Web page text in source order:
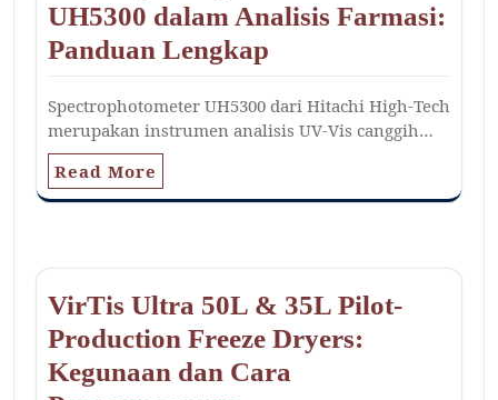
UH5300 dalam Analisis Farmasi:
Panduan Lengkap
Spectrophotometer UH5300 dari Hitachi High-Tech
merupakan instrumen analisis UV-Vis canggih…
Read More
VirTis Ultra 50L & 35L Pilot-
Production Freeze Dryers:
Kegunaan dan Cara